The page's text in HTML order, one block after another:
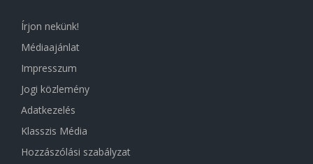
Írjon nekünk!
Médiaajánlat
Impresszum
Jogi közlemény
Adatkezelés
Klasszis Média
Hozzászólási szabályzat